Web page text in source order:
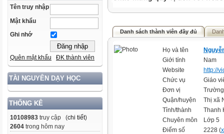
Tên truy nhập
Mật khẩu
Ghi nhớ
Quên mật khẩu ĐK thành viên
TÀI NGUYÊN DẠY HỌC
THỐNG KÊ
10108983 truy cập (chi tiết)
2604 trong hôm nay
Danh sách thành viên đầy đủ
Họ và tên
Giới tính
Nam
Website
http://
Chức vụ
Giáo
Đơn vị
Quận/huyện
Thị xã
Tỉnh/thành
Thanh
Chuyên môn
Lớp 5
Điểm số
2228 (